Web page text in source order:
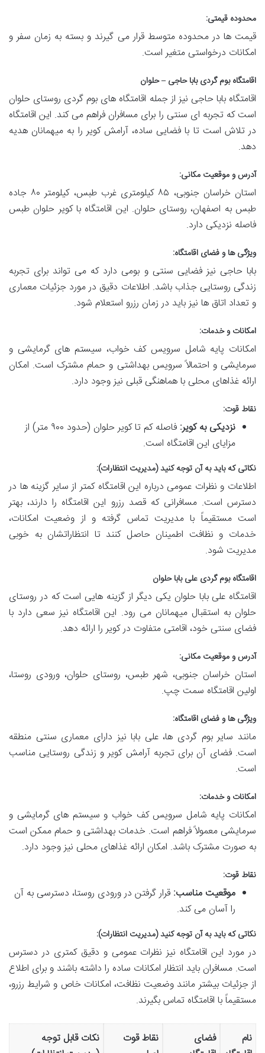
محدوده قیمتی:
قیمت ها در محدوده متوسط قرار می گیرند و بسته به زمان سفر و
امکانات درخواستی متغیر است.
اقامتگاه بوم گردی بابا حاجی – حلوان
اقامتگاه بابا حاجی نیز از جمله اقامتگاه های بوم گردی روستای حلوان
است که تجربه ای سنتی را برای مسافران فراهم می کند. این اقامتگاه
در تلاش است تا با فضایی ساده، آرامش کویر را به میهمانان هدیه
دهد.
آدرس و موقعیت مکانی:
استان خراسان جنوبی، ۸۵ کیلومتری غرب طبس، کیلومتر ۸۰ جاده
طبس به اصفهان، روستای حلوان. این اقامتگاه با کویر حلوان طبس
فاصله نزدیکی دارد.
ویژگی ها و فضای اقامتگاه:
بابا حاجی نیز فضایی سنتی و بومی دارد که می تواند برای تجربه
زندگی روستایی جذاب باشد. اطلاعات دقیق در مورد جزئیات معماری
و تعداد اتاق ها نیز باید در زمان رزرو استعلام شود.
امکانات و خدمات:
امکانات پایه شامل سرویس کف خواب، سیستم های گرمایشی و
سرمایشی و احتمالاً سرویس بهداشتی و حمام مشترک است. امکان
ارائه غذاهای محلی با هماهنگی قبلی نیز وجود دارد.
نقاط قوت:
نزدیکی به کویر:
فاصله کم تا کویر حلوان (حدود ۹۰۰ متر) از
مزایای این اقامتگاه است.
نکاتی که باید به آن توجه کنید (مدیریت انتظارات):
اطلاعات و نظرات عمومی درباره این اقامتگاه کمتر از سایر گزینه ها در
دسترس است. مسافرانی که قصد رزرو این اقامتگاه را دارند، بهتر
است مستقیماً با مدیریت تماس گرفته و از وضعیت امکانات،
خدمات و نظافت اطمینان حاصل کنند تا انتظاراتشان به خوبی
مدیریت شود.
اقامتگاه بوم گردی علی بابا حلوان
اقامتگاه علی بابا حلوان یکی دیگر از گزینه هایی است که در روستای
حلوان به استقبال میهمانان می رود. این اقامتگاه نیز سعی دارد با
فضای سنتی خود، اقامتی متفاوت در کویر را ارائه دهد.
آدرس و موقعیت مکانی:
استان خراسان جنوبی، شهر طبس، روستای حلوان، ورودی روستا،
اولین اقامتگاه سمت چپ.
ویژگی ها و فضای اقامتگاه:
مانند سایر بوم گردی ها، علی بابا نیز دارای معماری سنتی منطقه
است. فضای آن برای تجربه آرامش کویر و زندگی روستایی مناسب
است.
امکانات و خدمات:
امکانات پایه شامل سرویس کف خواب و سیستم های گرمایشی و
سرمایشی معمولاً فراهم است. خدمات بهداشتی و حمام ممکن است
به صورت مشترک باشد. امکان ارائه غذاهای محلی نیز وجود دارد.
نقاط قوت:
موقعیت مناسب: قرار گرفتن در ورودی روستا، دسترسی به آن
را آسان می کند.
نکاتی که باید به آن توجه کنید (مدیریت انتظارات):
در مورد این اقامتگاه نیز نظرات عمومی و دقیق کمتری در دسترس
است. مسافران باید انتظار امکانات ساده را داشته باشند و برای اطلاع
از جزئیات بیشتر مانند وضعیت نظافت، امکانات خاص و شرایط رزرو،
مستقیماً با اقامتگاه تماس بگیرند.
نام
فضای
نقاط قوت
نکات قابل توجه